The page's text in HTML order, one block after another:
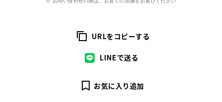
URLをコピーする
LINEで送る
お気に入り追加